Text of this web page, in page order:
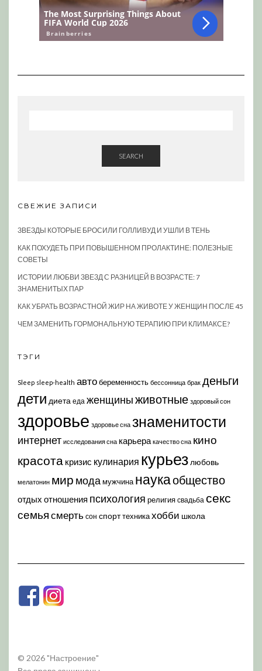
SEARCH
СВЕЖИЕ ЗАПИСИ
ЗВЕЗДЫ КОТОРЫЕ БРОСИЛИ ГОЛЛИВУД И УШЛИ В ТЕНЬ
КАК ПОХУДЕТЬ ПРИ ПОВЫШЕННОМ ПРОЛАКТИНЕ: ПОЛЕЗНЫЕ
СОВЕТЫ
ИСТОРИИ ЛЮБВИ ЗВЕЗД С РАЗНИЦЕЙ В ВОЗРАСТЕ: 7
ЗНАМЕНИТЫХ ПАР
КАК УБРАТЬ ВОЗРАСТНОЙ ЖИР НА ЖИВОТЕ У ЖЕНЩИН ПОСЛЕ 45
ЧЕМ ЗАМЕНИТЬ ГОРМОНАЛЬНУЮ ТЕРАПИЮ ПРИ КЛИМАКСЕ?
ТЭГИ
Sleep sleep-health автобеременность бессонница брак деньги
дети диета еда женщиныживотные здоровый сон
здоровье здоровье сна знаменитости
интернет исследования сна карьера качество сна кино
красота кризис кулинария курьез любовь
мелатонин мир модамужчина наукаобщество
отдых отношения психология религия свадьба секс
семья смерть сон спорттехникахобби школа
© 2026 "Настроение"